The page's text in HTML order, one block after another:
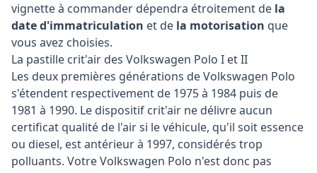
vignette à commander dépendra étroitement de la
date d'immatriculation et de la motorisation que
vous avez choisies.
La pastille crit'air des Volkswagen Polo I et II
Les deux premières générations de Volkswagen Polo
s'étendent respectivement de 1975 à 1984 puis de
1981 à 1990. Le dispositif crit'air ne délivre aucun
certificat qualité de l'air si le véhicule, qu'il soit essence
ou diesel, est antérieur à 1997, considérés trop
polluants. Votre Volkswagen Polo n'est donc pas